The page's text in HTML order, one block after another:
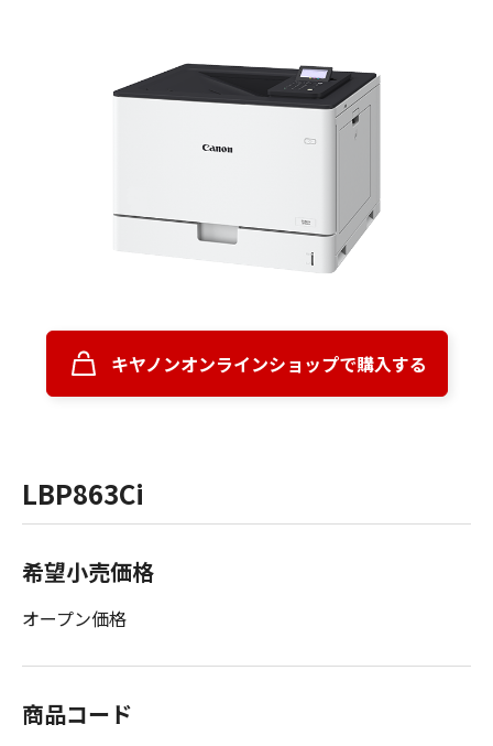
LBP863Ci
希望小売価格
オープン価格
商品コード
キヤノンオンラインショップで購入する